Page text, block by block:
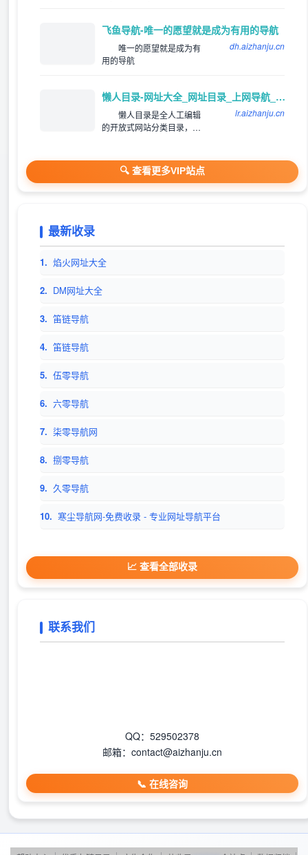
为用户提供高效便捷的网址
存储和查询服务，同时提供
齐全且高质量的优秀名站导
航。
飞鱼导航-唯一的愿望就是成为有用的导航
唯一的愿望就是成为有
用的导航
dh.aizhanju.cn
懒人目录-网址大全_网址目录_上网导航_网站提交/登录入口
懒人目录是全人工编辑
的开放式网站分类目录，收
类目录检索、优秀网站参
考、网站推广服务。
lr.aizhanju.cn
🔍 查看更多VIP站点
最新收录
1. 焰火网址大全
2. DM网址大全
3. 笛链导航
4. 笛链导航
5. 伍零导航
6. 六零导航
7. 柒零导航网
8. 捌零导航
9. 久零导航
10. 寒尘导航网-免费收录 - 专业网址导航平台
📈 查看全部收录
联系我们
QQ：529502378
邮箱：contact@aizhanju.cn
📞 在线咨询